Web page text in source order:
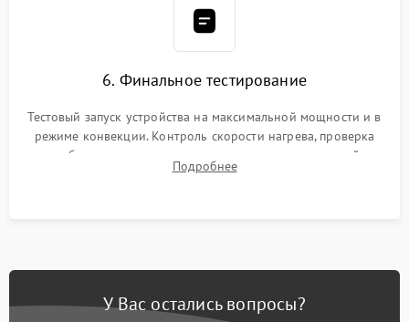
6. Финальное тестирование
Тестовый запуск устройства на максимальной мощности и в
режиме конвекции. Контроль скорости нагрева, проверка
срабатывания термостата при достижении заданной
температуры и тест на отсутствие утечек тока.
Подробнее
У Вас остались вопросы?